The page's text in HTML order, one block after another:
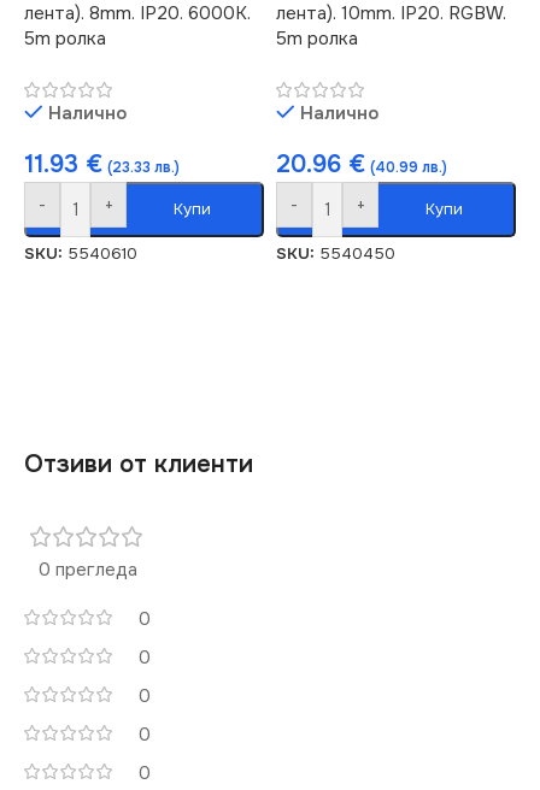
лента). 8mm. IP20. 6000K.
5m ролка
Налично
11.93 € (23.33 лв.)
- + Купи
SKU: 5540610
лента). 10mm. IP20. RGBW.
5m ролка
Налично
20.96 € (40.99 лв.)
- + Купи
SKU: 5540450
Отзиви от клиенти
0 прегледа
0
0
0
0
0